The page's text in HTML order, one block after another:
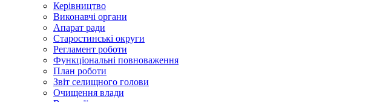
Керівництво
Виконавчі органи
Апарат ради
Старостинські округи
Регламент роботи
Функціональні повноваження
План роботи
Звіт селищного голови
Очищення влади